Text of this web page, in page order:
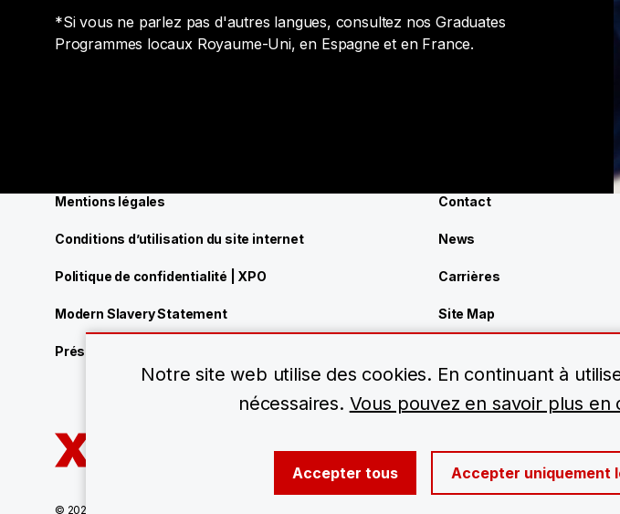
*Si vous ne parlez pas d'autres langues, consultez nos Graduates
Programmes locaux Royaume-Uni, en Espagne et en France.
Mentions légales
Conditions d’utilisation du site internet
Politique de confidentialité | XPO
Modern Slavery Statement
Présence de XPO
Contact
News
Carrières
Site Map
© 2026 XPO, Inc. Tout droits réservés.
Notre site web utilise des cookies. En continuant à
nécessaires. Vous pouvez en savoir plus
Accepter tous Accepter uniquement